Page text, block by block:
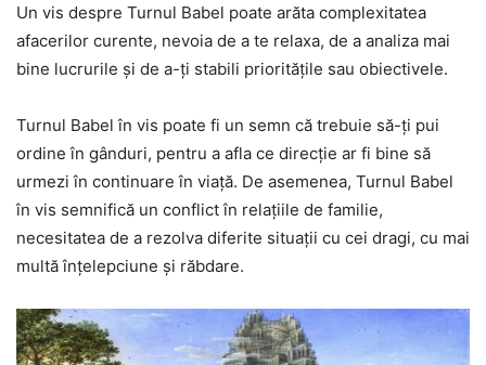
Un vis despre Turnul Babel poate arăta complexitatea
afacerilor curente, nevoia de a te relaxa, de a analiza mai
bine lucrurile și de a-ți stabili prioritățile sau obiectivele.
Turnul Babel în vis poate fi un semn că trebuie să-ți pui
ordine în gânduri, pentru a afla ce direcție ar fi bine să
urmezi în continuare în viață. De asemenea, Turnul Babel
în vis semnifică un conflict în relațiile de familie,
necesitatea de a rezolva diferite situații cu cei dragi, cu mai
multă înțelepciune și răbdare.